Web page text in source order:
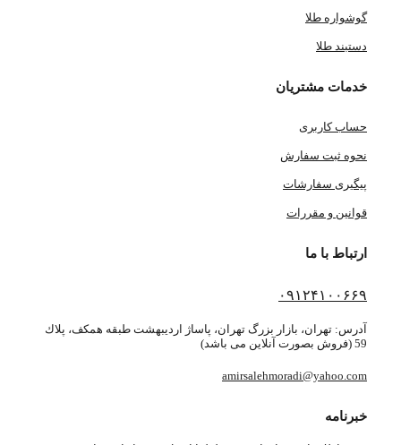
گوشواره طلا
دستبند طلا
خدمات مشتریان
حساب کاربری
نحوه ثبت سفارش
پیگیری سفارشات
قوانین و مقررات
ارتباط با ما
۰۹۱۲۴۱۰۰۶۶۹
آدرس: تهران، بازار بزرگ تهران، پاساژ ارديبهشت طبقه همكف، پلاك
59 (فروش بصورت آنلاین می باشد)
amirsalehmoradi@yahoo.com
خبرنامه